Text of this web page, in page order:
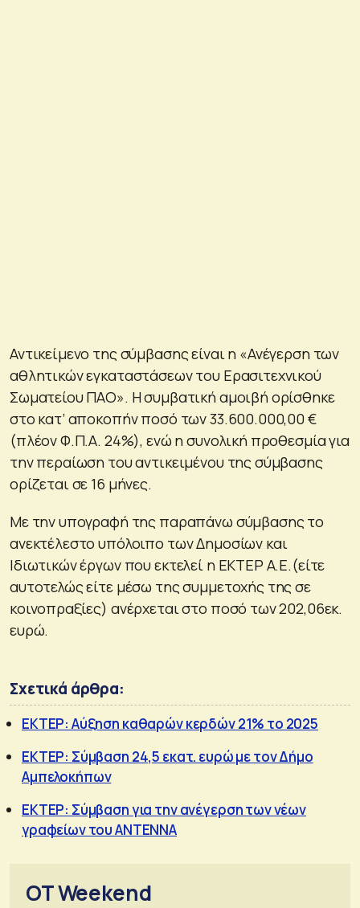
Αντικείμενο της σύμβασης είναι η «Ανέγερση των
αθλητικών εγκαταστάσεων του Ερασιτεχνικού
Σωματείου ΠΑΟ». Η συμβατική αμοιβή ορίσθηκε
στο κατ’ αποκοπήν ποσό των 33.600.000,00 €
(πλέον Φ.Π.Α. 24%), ενώ η συνολική προθεσμία για
την περαίωση του αντικειμένου της σύμβασης
ορίζεται σε 16 μήνες.
Με την υπογραφή της παραπάνω σύμβασης το
ανεκτέλεστο υπόλοιπο των Δημοσίων και
Ιδιωτικών έργων που εκτελεί η ΕΚΤΕΡ Α.Ε.(είτε
αυτοτελώς είτε μέσω της συμμετοχής της σε
κοινοπραξίες) ανέρχεται στο ποσό των 202,06εκ.
ευρώ.
Σχετικά άρθρα:
ΕΚΤΕΡ: Αύξηση καθαρών κερδών 21% το 2025
ΕΚΤΕΡ: Σύμβαση 24,5 εκατ. ευρώ με τον Δήμο
Αμπελοκήπων
ΕΚΤΕΡ: Σύμβαση για την ανέγερση των νέων
γραφείων του ANTENNA
OT Weekend